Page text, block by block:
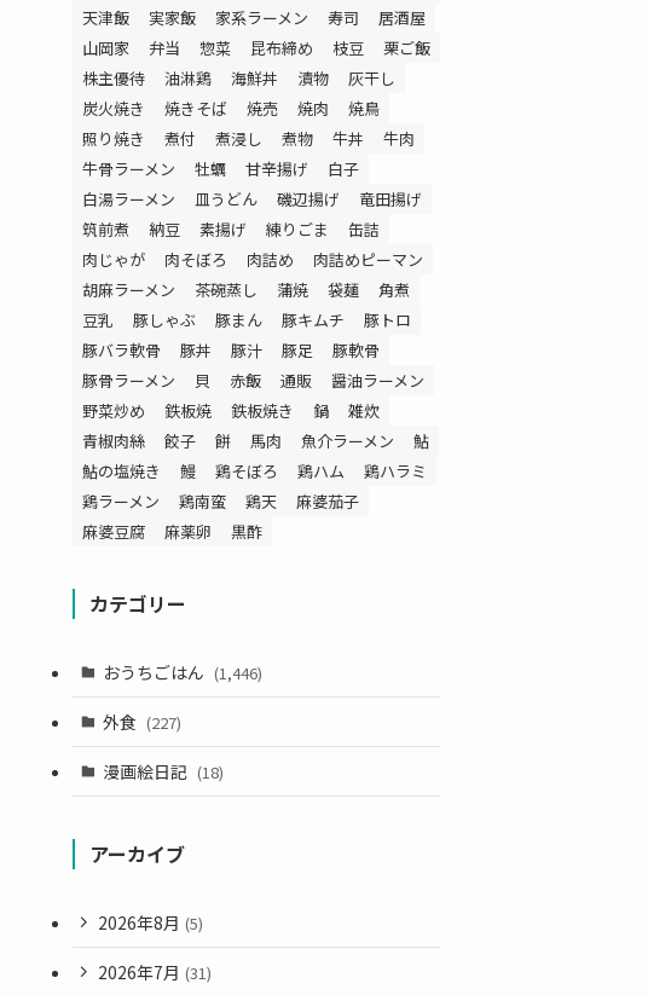
天津飯
実家飯 家系ラーメン 寿司
居酒屋
山岡家
弁当 惣菜 昆布締め 枝豆
栗ご飯
株主優待
油淋鶏 海鮮丼 漬物
灰干し
炭火焼き
焼きそば 焼売 焼肉
焼鳥
照り焼き
煮付 煮浸し 煮物 牛丼
牛肉
牛骨ラーメン
牡蠣 甘辛揚げ
白子
白湯ラーメン
皿うどん 磯辺揚げ
竜田揚げ
筑前煮
納豆 素揚げ 練りごま
缶詰
肉じゃが
肉そぼろ 肉詰め
肉詰めピーマン
胡麻ラーメン
茶碗蒸し 蒲焼 袋麺
角煮
豆乳
豚しゃぶ 豚まん 豚キムチ
豚トロ
豚バラ軟骨
豚丼 豚汁 豚足
豚軟骨
豚骨ラーメン
貝 赤飯 通販
醤油ラーメン
野菜炒め
鉄板焼 鉄板焼き 鍋
雑炊
青椒肉絲
餃子 餅 馬肉 魚介ラーメン
鮎
鮎の塩焼き
鰻 鶏そぼろ 鶏ハム
鶏ハラミ
鶏ラーメン
鶏南蛮 鶏天
麻婆茄子
麻婆豆腐
麻薬卵 黒酢
カテゴリー
おうちごはん (1,446)
外食 (227)
漫画絵日記 (18)
アーカイブ
2026年8月 (5)
2026年7月 (31)